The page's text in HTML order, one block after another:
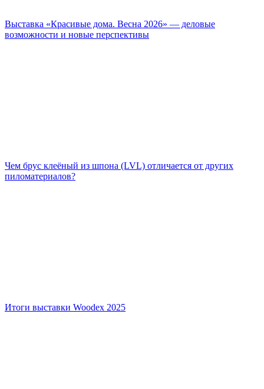
Выставка «Красивые дома. Весна 2026» — деловые
возможности и новые перспективы
Чем брус клеёный из шпона (LVL) отличается от других
пиломатериалов?
Итоги выставки Woodex 2025